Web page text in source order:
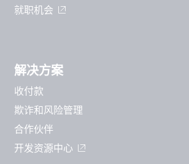
就职机会
解决方案
收付款
欺诈和风险管理
合作伙伴
开发资源中心